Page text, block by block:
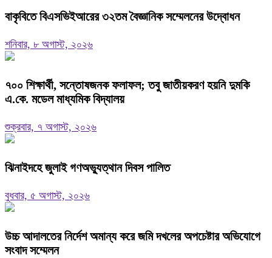
বাকৃবিতে বিএসভিইআরের ৩২তম বৈজ্ঞানিক সম্মেলনের উদ্বোধন
শনিবার, ৮ অগাস্ট, ২০২৬
৭০০ শিক্ষার্থী, সন্তোষজনক ফলাফল; তবু জাতীয়করণ হয়নি দুমকি
এ.কে. মডেল মাধ্যমিক বিদ্যালয় ‎
শুক্রবার, ৭ অগাস্ট, ২০২৬
ঝিনাইদহে জুলাই গণঅভ্যুত্থান দিবস পালিত
বুধবার, ৫ অগাস্ট, ২০২৬
উচ্চ আদালতের নির্দেশ অমান্য করে জমি দখলের অপচেষ্টার অভিযোগে
সংবাদ সম্মেলন